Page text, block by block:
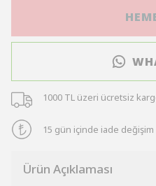
1000 TL üzeri ücretsiz
15 gün içinde iade değişim
Ürün Açıklaması